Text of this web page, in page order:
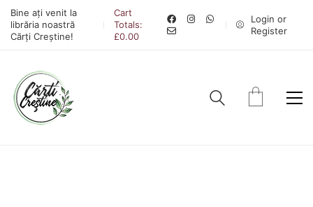
Bine ați venit la
librăria noastră
Cărți Creștine!
Cart
Totals:
£0.00
Login or
Register